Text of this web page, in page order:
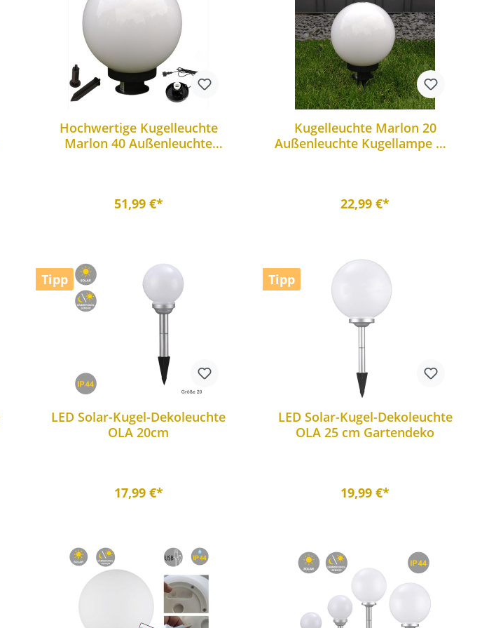
Hochwertige Kugelleuchte
Marlon 40 Außenleuchte
51,99 €*
Kugelleuchte Marlon 20
Außenleuchte Kugellampe mit
22,99 €*
Tipp
LED Solar-Kugel-Dekoleuchte
OLA 20cm
17,99 €*
Tipp
LED Solar-Kugel-Dekoleuchte
OLA 25 cm Gartendeko
19,99 €*